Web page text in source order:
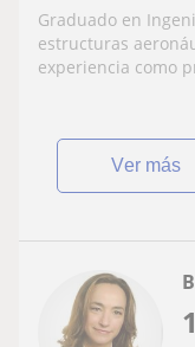
Graduado en
estructuras
experiencia como
ver más